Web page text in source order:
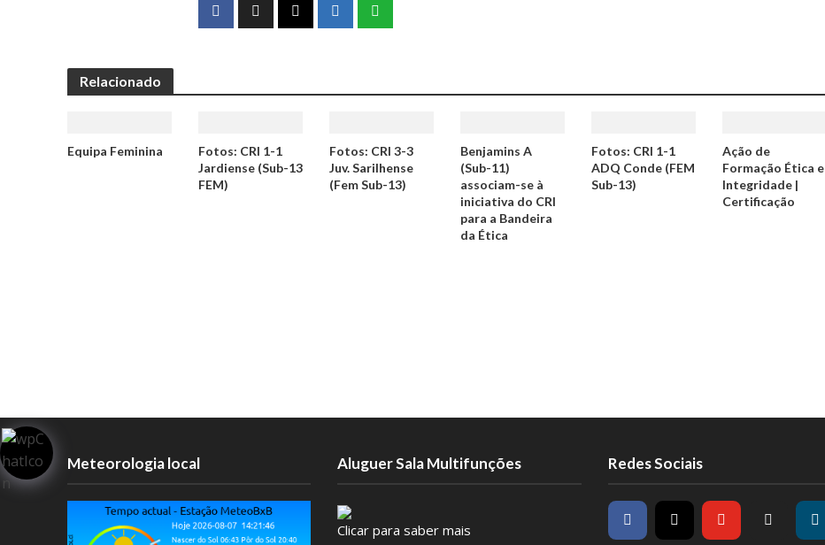
Relacionado
Equipa Feminina
Fotos: CRI 1-1
Jardiense (Sub-13
FEM)
Fotos: CRI 3-3
Juv. Sarilhense
(Fem Sub-13)
Benjamins A
(Sub-11)
associam-se à
iniciativa do CRI
para a Bandeira
da Ética
Fotos: CRI 1-1
ADQ Conde (FEM
Sub-13)
Ação de
Formação Ética e
Integridade |
Certificação
Meteorologia local Aluguer Sala Multifunções
Clicar para saber mais
Redes Sociais